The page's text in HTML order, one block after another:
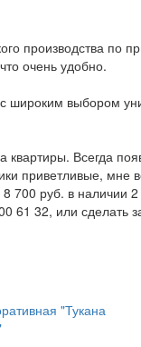
производства по
очень удобно.
широким выбором
квартиры. Всегда
приветливые, мне
700 руб. в
61 32, или сделать
"Тукана